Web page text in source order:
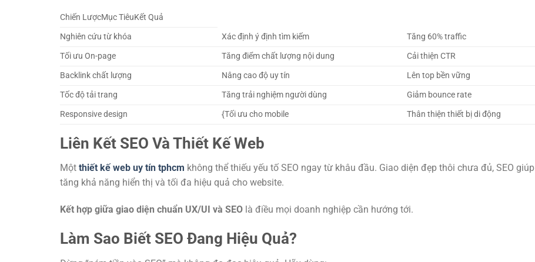
Chiến LượcMục TiêuKết Quả
Nghiên cứu từ khóa
Xác định ý định tìm kiếm
Tăng 60% traffic
Tối ưu On-page
Tăng điểm chất lượng nội dung
Cải thiện CTR
Backlink chất lượng
Nâng cao độ uy tín
Lên top bền vững
Tốc độ tải trang
Tăng trải nghiệm người dùng
Giảm bounce rate
Responsive design
{Tối ưu cho mobile Thân thiện thiết bị di động
Liên Kết SEO Và Thiết Kế Web
Một thiết kế web uy tín tphcm không thể thiếu yếu tố SEO ngay từ khâu đầu. Giao diện đẹp thôi chưa đủ, SEO giúp
tăng khả năng hiển thị và tối đa hiệu quả cho website.
Kết hợp giữa giao diện chuẩn UX/UI và SEO là điều mọi doanh nghiệp cần hướng tới.
Làm Sao Biết SEO Đang Hiệu Quả?